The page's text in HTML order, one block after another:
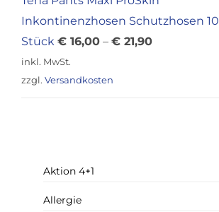
Inkontinenzhosen Schutzhosen 10
Stück € 16,00 – € 21,90
inkl. MwSt.
zzgl. Versandkosten
Aktion 4+1
Allergie